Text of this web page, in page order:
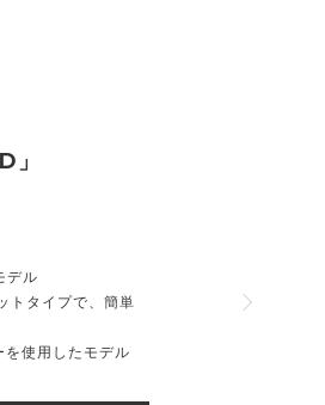
デル
トタイプで、簡単
を使用したモデル